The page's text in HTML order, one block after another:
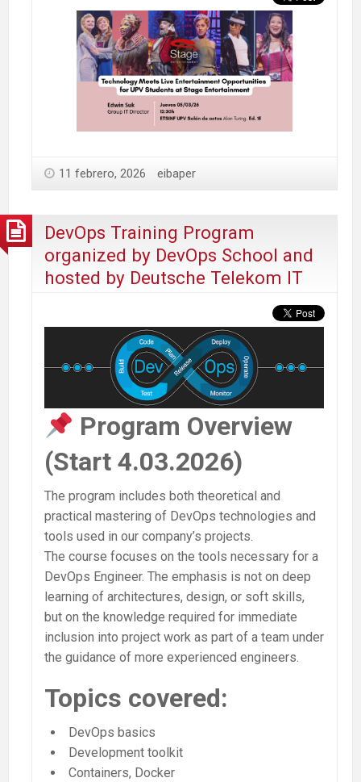
11 febrero, 2026 eibaper
DevOps Training Program
organized by DevOps School and
hosted by Deutsche Telekom IT
Program Overview
(Start 4.03.2026)
The program includes both theoretical and
practical mastering of DevOps technologies and
tools used in our company’s projects.
The course focuses on the tools necessary for a
DevOps Engineer. The emphasis is not on deep
learning of architectures, design, or soft skills,
but on the knowledge required for immediate
inclusion into project work as part of a team under
the guidance of more experienced engineers.
Topics covered:
DevOps basics
Development toolkit
Containers, Docker